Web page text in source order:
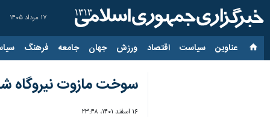
۱۷ مرداد ۱۴۰۵
عناوین‌ سیاست اقتصاد ورزش جهان جامعه فرهنگ
سوخت مازوت نیروگاه
۱۶ اسفند ۱۴۰۱، ۲۳:۴۸